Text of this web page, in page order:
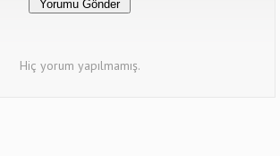
Hiç yorum yapılmamış.